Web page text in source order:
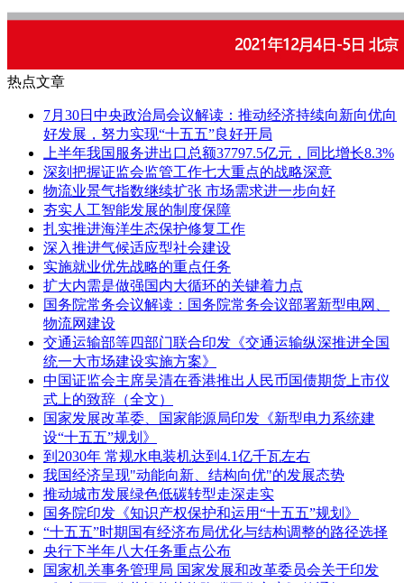
热点文章
7月30日中央政治局会议解读：推动经济持续向新向优向
好发展，努力实现“十五五”良好开局
上半年我国服务进出口总额37797.5亿元，同比增长8.3%
深刻把握证监会监管工作七大重点的战略深意
物流业景气指数继续扩张 市场需求进一步向好
夯实人工智能发展的制度保障
扎实推进海洋生态保护修复工作
深入推进气候适应型社会建设
实施就业优先战略的重点任务
扩大内需是做强国内大循环的关键着力点
国务院常务会议解读：国务院常务会议部署新型电网、
物流网建设
交通运输部等四部门联合印发《交通运输纵深推进全国
统一大市场建设实施方案》
中国证监会主席吴清在香港推出人民币国债期货上市仪
式上的致辞（全文）
国家发展改革委、国家能源局印发《新型电力系统建
设“十五五”规划》
到2030年 常规水电装机达到4.1亿千瓦左右
我国经济呈现"动能向新、结构向优"的发展态势
推动城市发展绿色低碳转型走深走实
国务院印发《知识产权保护和运用“十五五”规划》
“十五五”时期国有经济布局优化与结构调整的路径选择
央行下半年八大任务重点公布
国家机关事务管理局 国家发展和改革委员会关于印发